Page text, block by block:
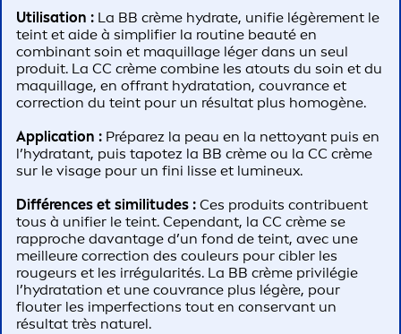
Utilisation : La BB crème hydrate, unifie légèrement le
teint et aide à simplifier la routine beauté en
combinant soin et maquillage léger dans un seul
produit. La CC crème combine les atouts du soin et du
maquillage, en offrant hydratation, couvrance et
correction du teint pour un résultat plus homogène.
Application : Préparez la peau en la nettoyant puis en
l’hydratant, puis tapotez la BB crème ou la CC crème
sur le visage pour un fini lisse et lumineux.
Différences et similitudes : Ces produits contribuent
tous à unifier le teint. Cependant, la CC crème se
rapproche davantage d’un fond de teint, avec une
meilleure correction des couleurs pour cibler les
rougeurs et les irrégularités. La BB crème privilégie
l’hydratation et une couvrance plus légère, pour
flouter les imperfections tout en conservant un
résultat très naturel.